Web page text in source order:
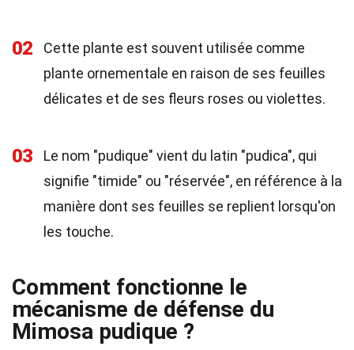
02
Cette plante est souvent utilisée comme
plante ornementale en raison de ses feuilles
délicates et de ses fleurs roses ou violettes.
03
Le nom "pudique" vient du latin "pudica", qui
signifie "timide" ou "réservée", en référence à la
manière dont ses feuilles se replient lorsqu'on
les touche.
Comment fonctionne le
mécanisme de défense du
Mimosa pudique ?